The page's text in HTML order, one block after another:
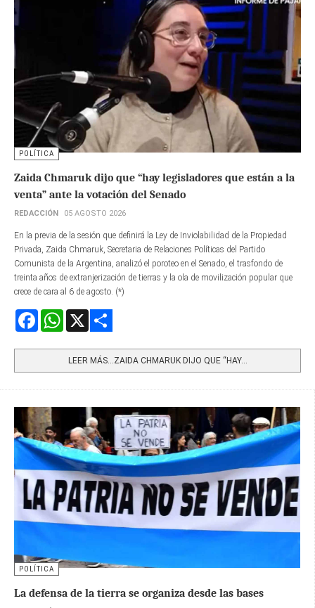
POLÍTICA
Zaida Chmaruk dijo que “hay legisladores que están a la
venta” ante la votación del Senado
REDACCIÓN 05 AGOSTO 2026
En la previa de la sesión que definirá la Ley de Inviolabilidad de la Propiedad
Privada, Zaida Chmaruk, Secretaria de Relaciones Políticas del Partido
Comunista de la Argentina, analizó el poroteo en el Senado, el trasfondo de
treinta años de extranjerización de tierras y la ola de movilización popular que
crece de cara al 6 de agosto. (*)
FacebookWhatsApp
LEER MÁS…ZAIDA CHMARUK DIJO QUE “HAY...
POLÍTICA
La defensa de la tierra se organiza desde las bases